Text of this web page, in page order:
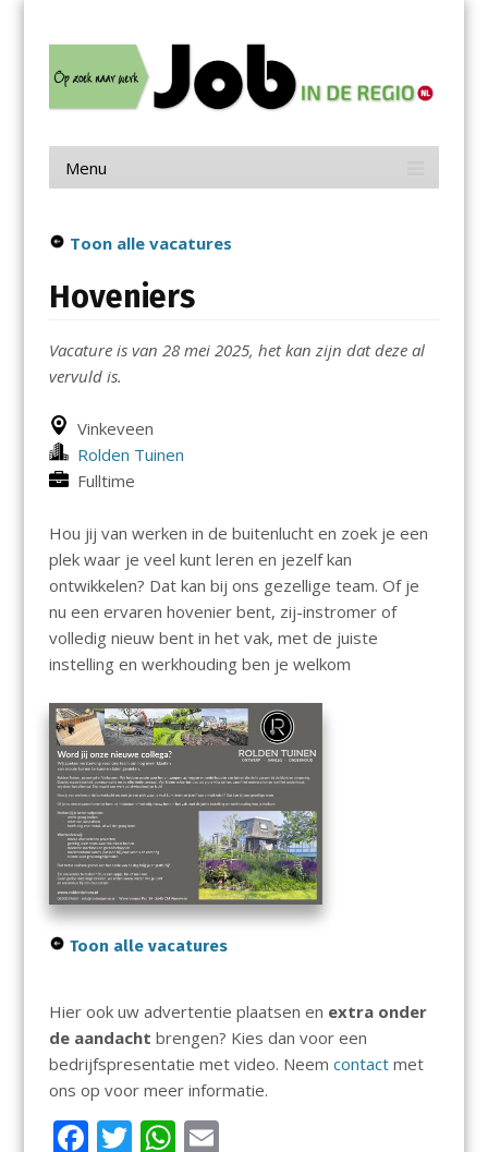
contentJob in de Regio
Menu
Toon alle vacatures
Hoveniers
Vacature is van 28 mei 2025, het kan zijn dat deze al
vervuld is.
Vinkeveen
Rolden Tuinen
Fulltime
Hou jij van werken in de buitenlucht en zoek je een
plek waar je veel kunt leren en jezelf kan
ontwikkelen? Dat kan bij ons gezellige team. Of je
nu een ervaren hovenier bent, zij-instromer of
volledig nieuw bent in het vak, met de juiste
instelling en werkhouding ben je welkom
Toon alle vacatures
Hier ook uw advertentie plaatsen en extra onder
de aandacht brengen? Kies dan voor een
bedrijfspresentatie met video. Neem contactmet
ons op voor meer informatie.
F T W E